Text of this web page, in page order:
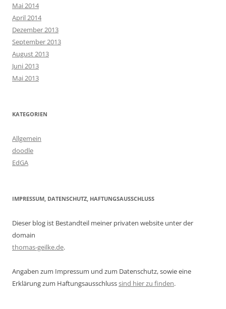
Mai 2014
April 2014
Dezember 2013
September 2013
August 2013
Juni 2013
Mai 2013
KATEGORIEN
Allgemein
doodle
EdGA
IMPRESSUM, DATENSCHUTZ, HAFTUNGSAUSSCHLUSS
Dieser blog ist Bestandteil meiner privaten website unter der
domain
thomas-geilke.de.
Angaben zum Impressum und zum Datenschutz, sowie eine
Erklärung zum Haftungsausschlusssind hier zu finden.